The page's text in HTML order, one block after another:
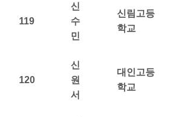
119
신
수
민
신림고등
학교
120
신
원
서
대인고등
학교